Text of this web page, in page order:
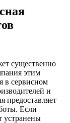
существенно
этим
в сервисном
и
предоставляет
Если
устранены